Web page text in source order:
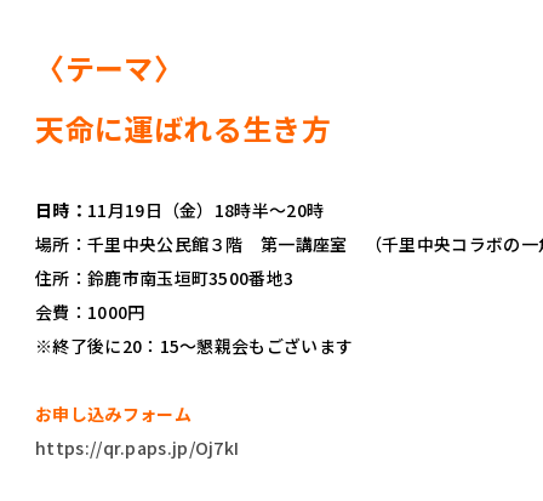
〈テーマ〉
天命に運ばれる生き方
日時： 11月19日（金）18時半～20時
場所：千里中央公民館３階 第一講座室 （千里中央コラボの一
住所：鈴鹿市南玉垣町3500番地3
会費：1000円
※終了後に20：15～懇親会もございます
お申し込みフォーム
https://qr.paps.jp/Oj7kI